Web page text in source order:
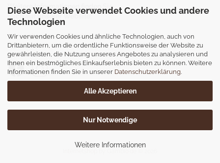
Diese Webseite verwendet Cookies und andere
Technologien
Wir verwenden Cookies und ähnliche Technologien, auch von
Drittanbietern, um die ordentliche Funktionsweise der Website zu
gewährleisten, die Nutzung unseres Angebotes zu analysieren und
Ihnen ein bestmögliches Einkaufserlebnis bieten zu können. Weitere
Informationen finden Sie in unserer Datenschutzerklärung.
Alle Akzeptieren
Nur Notwendige
Weitere Informationen
Weitere Informationen finden Sie
auch auf unserer Website:
www.schreiner-loeffler.de